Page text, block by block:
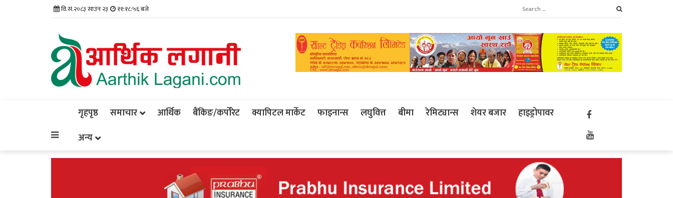
वि.सं.२०८३ साउन २३ ११:१८:५७ बजे
गृहपृष्ठ समाचार आर्थिक बैंकिङ/कर्पोरेट क्यापिटल मार्केट फाइनान्स लघुवित्त बीमा रेमिट्यान्स शेयर बजार
हाइड्रोपावर
अन्य